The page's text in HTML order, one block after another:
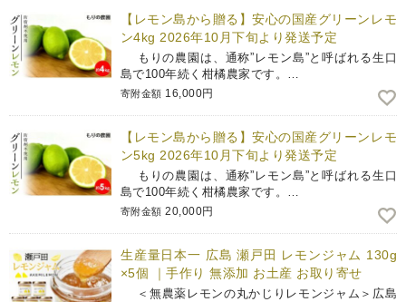
【レモン島から贈る】安心の国産グリーンレモ
ン4kg 2026年10月下旬より発送予定
もりの農園は、通称”レモン島”と呼ばれる生口
島で100年続く柑橘農家です。…
寄附金額 16,000円
【レモン島から贈る】安心の国産グリーンレモ
ン5kg 2026年10月下旬より発送予定
もりの農園は、通称”レモン島”と呼ばれる生口
島で100年続く柑橘農家です。…
寄附金額 20,000円
生産量日本一 広島 瀬戸田 レモンジャム 130g
×5個 ｜手作り 無添加 お土産 お取り寄せ
＜無農薬レモンの丸かじりレモンジャム＞広島